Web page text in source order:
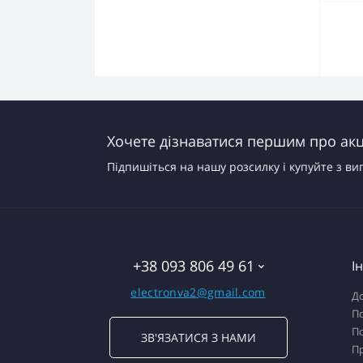
Хочете дізнаватися першим про
Підпишіться на нашу розсилку і купуйте з
+38 093 806 49 61
electronva2@gmail.com
ЗВ'ЯЗАТИСЯ З НАМИ